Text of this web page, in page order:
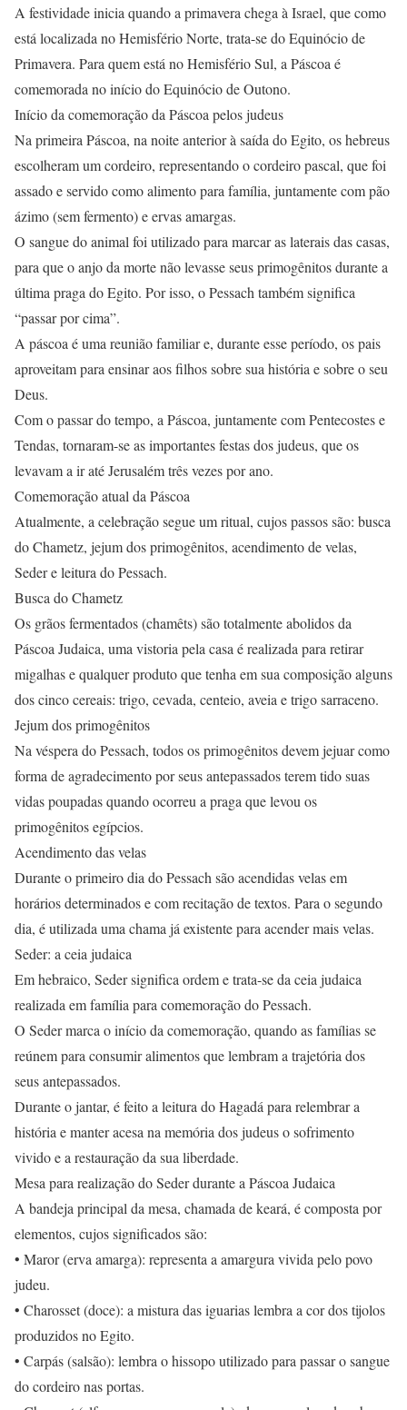
A festividade inicia quando a primavera chega à Israel, que como
está localizada no Hemisfério Norte, trata-se do Equinócio de
Primavera. Para quem está no Hemisfério Sul, a Páscoa é
comemorada no início do Equinócio de Outono.
Início da comemoração da Páscoa pelos judeus
Na primeira Páscoa, na noite anterior à saída do Egito, os hebreus
escolheram um cordeiro, representando o cordeiro pascal, que foi
assado e servido como alimento para família, juntamente com pão
ázimo (sem fermento) e ervas amargas.
O sangue do animal foi utilizado para marcar as laterais das casas,
para que o anjo da morte não levasse seus primogênitos durante a
última praga do Egito. Por isso, o Pessach também significa
“passar por cima”.
A páscoa é uma reunião familiar e, durante esse período, os pais
aproveitam para ensinar aos filhos sobre sua história e sobre o seu
Deus.
Com o passar do tempo, a Páscoa, juntamente com Pentecostes e
Tendas, tornaram-se as importantes festas dos judeus, que os
levavam a ir até Jerusalém três vezes por ano.
Comemoração atual da Páscoa
Atualmente, a celebração segue um ritual, cujos passos são: busca
do Chametz, jejum dos primogênitos, acendimento de velas,
Seder e leitura do Pessach.
Busca do Chametz
Os grãos fermentados (chamêts) são totalmente abolidos da
Páscoa Judaica, uma vistoria pela casa é realizada para retirar
migalhas e qualquer produto que tenha em sua composição alguns
dos cinco cereais: trigo, cevada, centeio, aveia e trigo sarraceno.
Jejum dos primogênitos
Na véspera do Pessach, todos os primogênitos devem jejuar como
forma de agradecimento por seus antepassados terem tido suas
vidas poupadas quando ocorreu a praga que levou os
primogênitos egípcios.
Acendimento das velas
Durante o primeiro dia do Pessach são acendidas velas em
horários determinados e com recitação de textos. Para o segundo
dia, é utilizada uma chama já existente para acender mais velas.
Seder: a ceia judaica
Em hebraico, Seder significa ordem e trata-se da ceia judaica
realizada em família para comemoração do Pessach.
O Seder marca o início da comemoração, quando as famílias se
reúnem para consumir alimentos que lembram a trajetória dos
seus antepassados.
Durante o jantar, é feito a leitura do Hagadá para relembrar a
história e manter acesa na memória dos judeus o sofrimento
vivido e a restauração da sua liberdade.
Mesa para realização do Seder durante a Páscoa Judaica
A bandeja principal da mesa, chamada de keará, é composta por
elementos, cujos significados são:
• Maror (erva amarga): representa a amargura vivida pelo povo
judeu.
• Charosset (doce): a mistura das iguarias lembra a cor dos tijolos
produzidos no Egito.
• Carpás (salsão): lembra o hissopo utilizado para passar o sangue
do cordeiro nas portas.